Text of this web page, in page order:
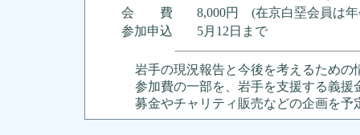
会 費
8,000円 (在京白堊会員は年
参加申込
5月12日まで
岩手の現況報告と今後を考えるための
参加費の一部を、岩手を支援する義援
募金やチャリティ販売などの企画を予